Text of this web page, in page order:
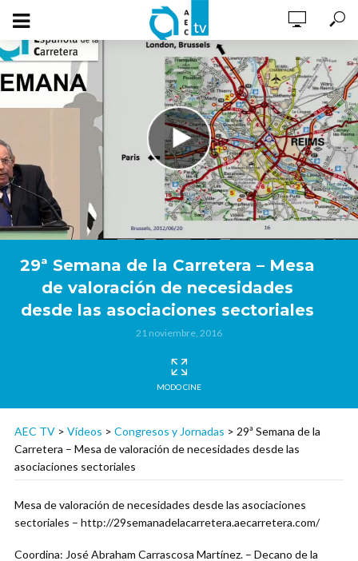
29ª Semana de la Carretera – Mesa
de valoración de necesidades
desde las asociaciones sectoriales
21 noviembre, 2016
MODO CINE
AEC TV > Vídeos > Congresos y Jornadas > 29ª Semana de la
Carretera – Mesa de valoración de necesidades desde las
asociaciones sectoriales
Mesa de valoración de necesidades desde las asociaciones
sectoriales – http://29semanadelacarretera.aecarretera.com/
Coordina: José Abraham Carrascosa Martínez. – Decano de la